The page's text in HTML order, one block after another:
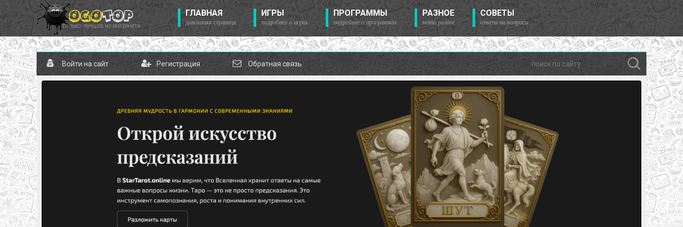
ГЛАВНАЯ
домашняя страница
ИГРЫ
подробнее о играх
ПРОГРАММЫ
подробнее о программах
РАЗНОЕ
всяко разное
СОВЕТЫ
ответы на вопросы
Войти на сайт Регистрация Обратная связь